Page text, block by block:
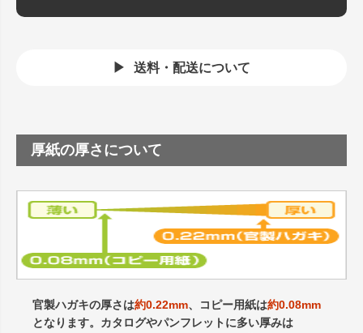
送料・配送について
厚紙の厚さについて
官製ハガキの厚さは約0.22mm、コピー用紙は約0.08mm
となります。カタログやパンフレットに多い厚みは